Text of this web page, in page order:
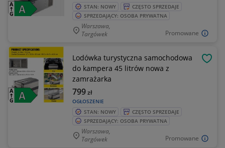
Promowane
STAN: NOWY
CZĘSTO SPRZEDAJE
SPRZEDAJĄCY: OSOBA PRYWATNA
Warszawa,
Targówek
Promowane
Lodówka turystyczna samochodowa
do kampera 45 litrów nowa z
zamrażarka
OGŁOSZENIE
799zł
STAN: NOWY
CZĘSTO SPRZEDAJE
SPRZEDAJĄCY: OSOBA PRYWATNA
Warszawa,
Targówek